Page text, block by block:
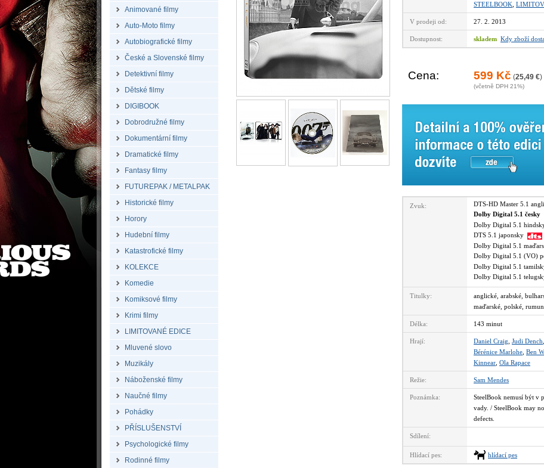
Animované filmy
Auto-Moto filmy
Autobiografické filmy
České a Slovenské filmy
Detektivní filmy
Dětské filmy
DIGIBOOK
Dobrodružné filmy
Dokumentární filmy
Dramatické filmy
Fantasy filmy
FUTUREPAK / METALPAK
Historické filmy
Horory
Hudební filmy
Katastrofické filmy
KOLEKCE
Komedie
Komiksové filmy
Krimi filmy
LIMITOVANÉ EDICE
Mluvené slovo
Muzikály
Náboženské filmy
Naučné filmy
Pohádky
PŘÍSLUŠENSTVÍ
Psychologické filmy
Rodinné filmy
STEELBOOK
V prodeji od: 27. 2. 2013
Dostupnost: skladem Kdy zboží
Cena: 599 Kč (25,49 €)
(včetně DPH 21%)
Zvuk:
DTS-HD Master 5.1
Dolby Digital 5.1 česky
Dolby Digital 5.1
DTS 5.1 japonsky
Dolby Digital 5.1
Dolby Digital 5.1 (VO)
Dolby Digital 5.1
Dolby Digital 5.1
Titulky: anglické, arabské,
maďarské, polské,
Délka: 143 minut
Hrají: Daniel Craig Judi Dench
Bérénice Marlohe Ben
Kinnear Ola Rapace
Režie: Sam Mendes
Poznámka:
SteelBook nemusí být v
vady. / SteelBook may
defects.
Sdílení:
Hlídací pes: hlídací pes